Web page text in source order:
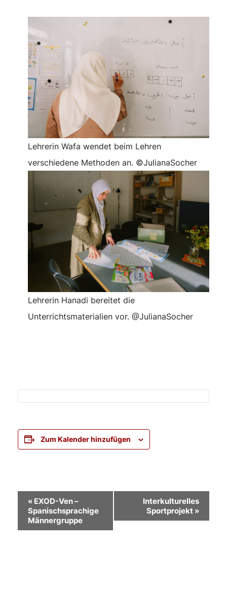
Lehrerin Wafa wendet beim Lehren
verschiedene Methoden an. ©JulianaSocher
Lehrerin Hanadi bereitet die
Unterrichtsmaterialien vor. @JulianaSocher
Zum Kalender hinzufügen
Veranstaltung-
Navigation
« EXOD-Ven –
Spanischsprachige
Männergruppe
Interkulturelles
Sportprojekt »